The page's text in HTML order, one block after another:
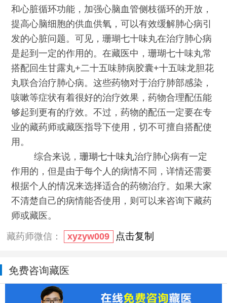
和心脏循环功能，加强心脑血管侧枝循环的开放，
提高心脑细胞的供血供氧，可以有效缓解肺心病引
发的心脏问题。可见，珊瑚七十味丸在治疗肺心病
是起到一定的作用的。在藏医中，珊瑚七十味丸常
搭配回生甘露丸+二十五味肺病胶囊+十五味龙胆花
丸联合治疗肺心病。这些药物对于治疗肺部感染，
咳嗽等症状有着很好的治疗效果，药物合理配伍能
够起到更有的疗效。不过，药物的配伍一定要在专
业的藏药师或藏医指导下使用，切不可擅自搭配使
用。
综合来说，珊瑚七十味丸治疗肺心病有一定
作用的，但是由于每个人的病情不同，详情还需要
根据个人的情况来选择适合的药物治疗。如果大家
不清楚自己的病情能否使用，则可以来咨询下藏药
师或藏医。
藏药师微信： xyzyw009 点击复制
免费咨询藏医